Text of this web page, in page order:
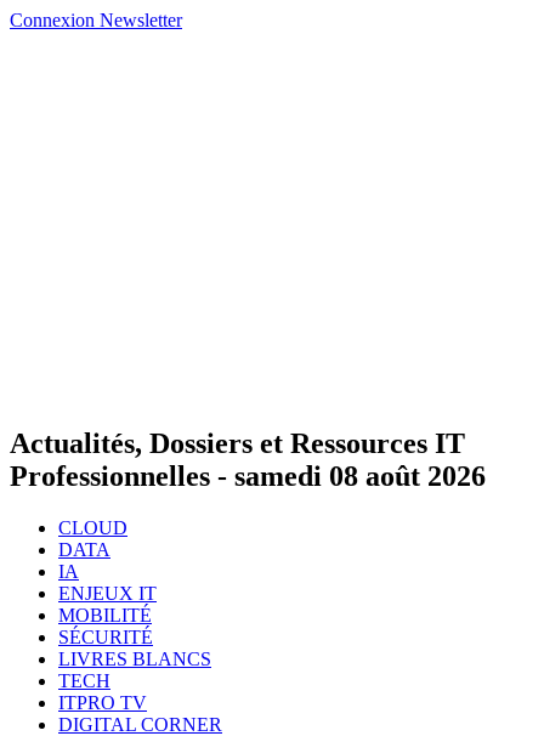
Connexion Newsletter
Actualités, Dossiers et Ressources IT
Professionnelles - samedi 08 août 2026
CLOUD
DATA
IA
ENJEUX IT
MOBILITÉ
SÉCURITÉ
LIVRES BLANCS
TECH
ITPRO TV
DIGITAL CORNER